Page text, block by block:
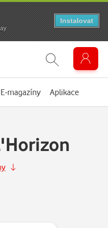
E-magazíny Aplikace
Instalovat